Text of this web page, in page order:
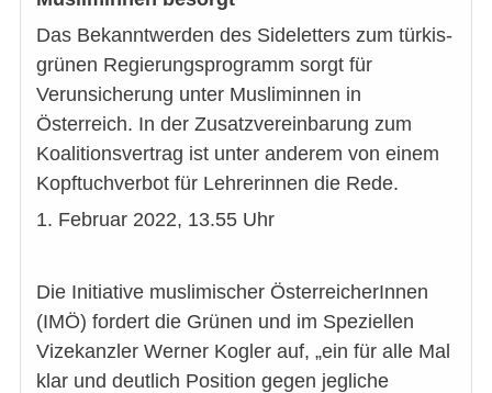
Das Bekanntwerden des Sideletters zum türkis-
grünen Regierungsprogramm sorgt für
Verunsicherung unter Musliminnen in
Österreich. In der Zusatzvereinbarung zum
Koalitionsvertrag ist unter anderem von einem
Kopftuchverbot für Lehrerinnen die Rede.
1. Februar 2022, 13.55 Uhr
Die Initiative muslimischer ÖsterreicherInnen
(IMÖ) fordert die Grünen und im Speziellen
Vizekanzler Werner Kogler auf, „ein für alle Mal
klar und deutlich Position gegen jegliche